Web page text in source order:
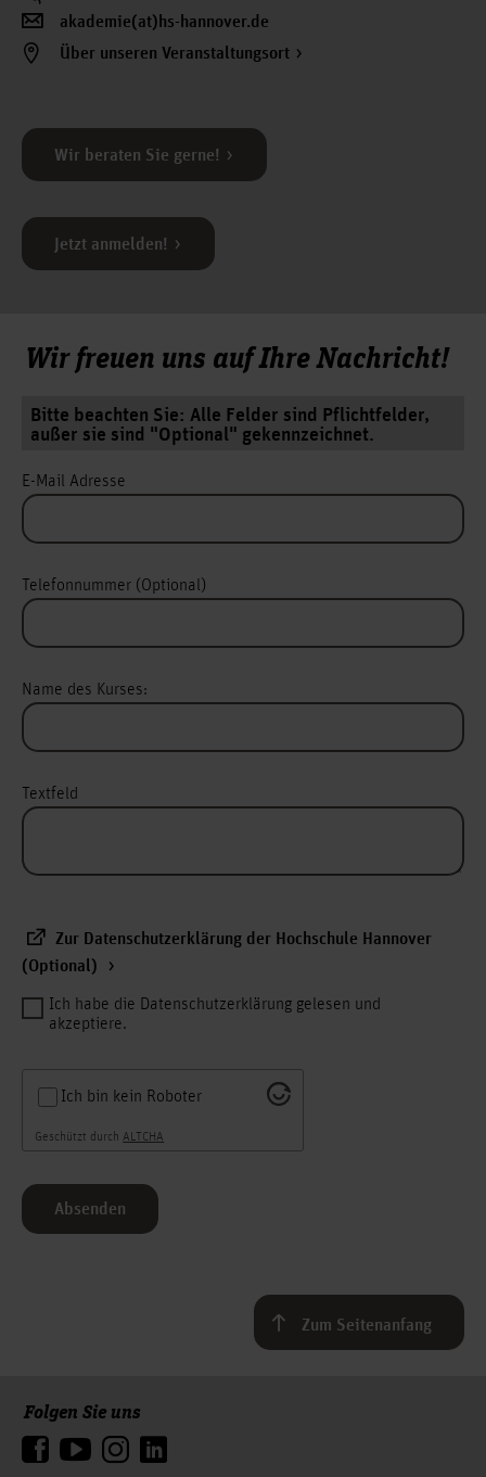
akademie(at)hs-hannover.de
Über unseren Veranstaltungsort
Wir beraten Sie gerne!
Jetzt anmelden!
Wir freuen uns auf Ihre Nachricht!
Bitte beachten Sie: Alle Felder sind Pflichtfelder,
außer sie sind "Optional" gekennzeichnet.
E-Mail Adresse
Telefonnummer (Optional)
Name des Kurses:
Textfeld
Zur Datenschutzerklärung der Hochschule Hannover
(Optional)
Ich habe die Datenschutzerklärung gelesen und
akzeptiere.
Ich bin kein Roboter
Geschützt durch ALTCHA
Absenden
Zum Seitenanfang
Folgen Sie uns